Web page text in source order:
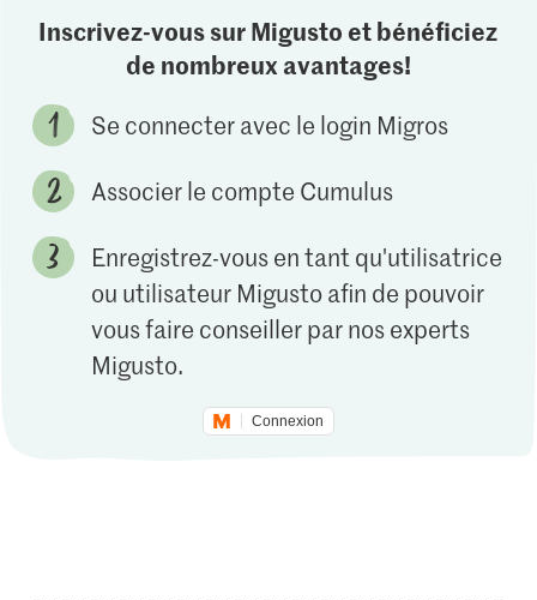
Inscrivez-vous sur Migusto et bénéficiez
de nombreux avantages!
Se connecter avec le login Migros
Associer le compte Cumulus
Enregistrez-vous en tant qu'utilisatrice
ou utilisateur Migusto afin de pouvoir
vous faire conseiller par nos experts
Migusto.
Connexion